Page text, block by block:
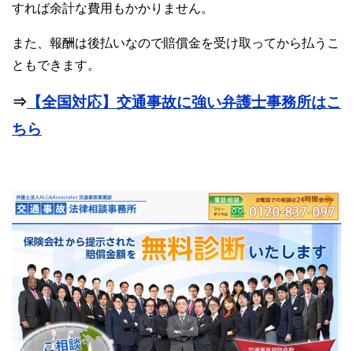
すれば余計な費用もかかりません。
また、報酬は後払いなので賠償金を受け取ってから払うこ
ともできます。
⇒ 【全国対応】交通事故に強い弁護士事務所はこ
ちら